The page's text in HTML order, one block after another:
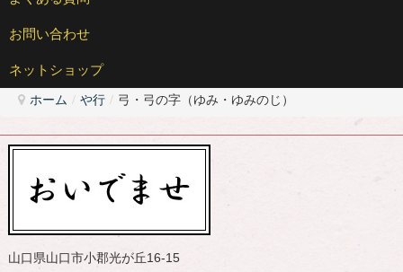
お問い合わせ
ホーム / や行 / 弓・弓の字（ゆみ・ゆみのじ）
山口県山口市小郡光が丘16-15
着物のご相談
再利用の料金
お問い合わせ
ネットショップ